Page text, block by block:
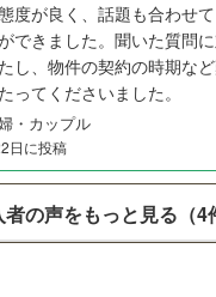
度が良く、話題も合わせ
できました。聞いた質問
し、物件の契約の時期な
ってくださいました。
・カップル
日に投稿
の声をもっと見る（4